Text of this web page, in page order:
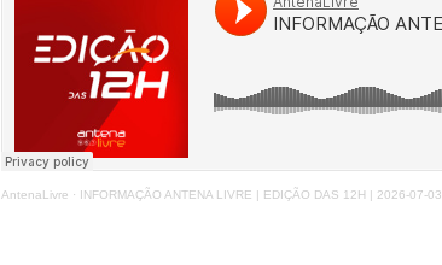
AntenaLivre · INFORMAÇÃO ANTENA LIVRE | EDIÇÃO DAS 12H | 2026-07-03